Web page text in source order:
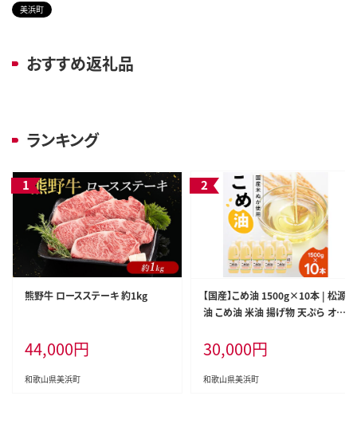
美浜町
おすすめ返礼品
ランキング
熊野牛 ロースステーキ 約1kg
44,000円
和歌山県美浜町
【国産】こめ油 1500g×10本 | 松源
油 こめ油 米油 揚げ物 天ぷら オイ
めあぶら1500g ※着日指定不可
30,000円
和歌山県美浜町